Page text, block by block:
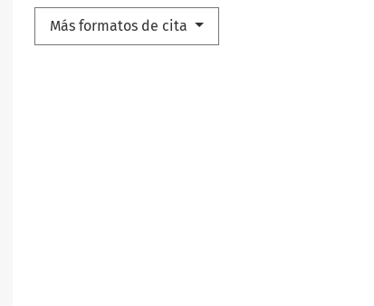
Más formatos de cita